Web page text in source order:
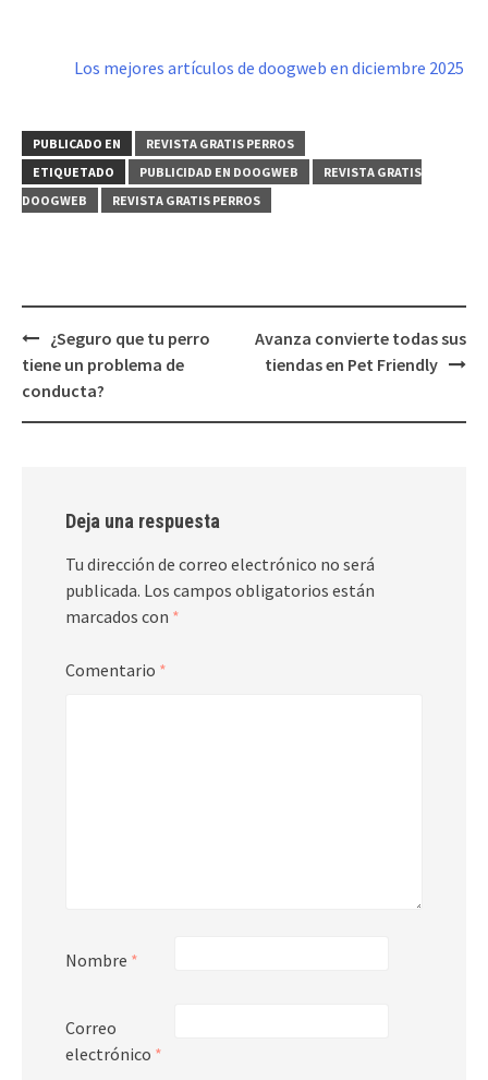
Los mejores artículos de doogweb en diciembre 2025
PUBLICADO EN
REVISTA GRATIS PERROS
ETIQUETADO
PUBLICIDAD EN DOOGWEB
REVISTA GRATIS
DOOGWEB
REVISTA GRATIS PERROS
Navegación
de
entradas
¿Seguro que tu perro
tiene un problema de
conducta?
Avanza convierte todas sus
tiendas en Pet Friendly
Deja una respuesta
Tu dirección de correo electrónico no será
publicada. Los campos obligatorios están
marcados con *
Comentario *
Nombre *
Correo
electrónico *